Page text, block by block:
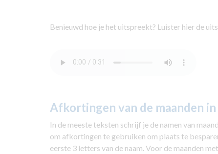
Benieuwd hoe je het uitspreekt? Luister hier de
Afkortingen van de maanden
In de meeste teksten schrijf je de namen van
om afkortingen te gebruiken om plaats te
eerste 3 letters van de naam. Voor de maanden